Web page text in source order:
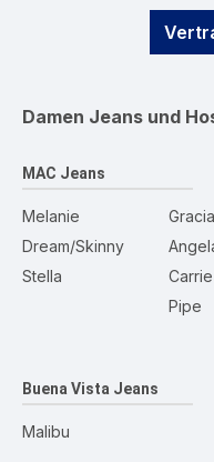
Damen Jeans und
MAC Jeans
Melanie
Dream/Skinny
Stella
Gracia
Carrie
Pipe
Buena Vista Jeans
Malibu